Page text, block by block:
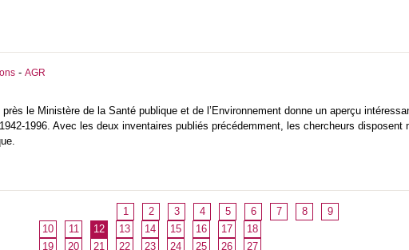
- AGR
le Ministère de la Santé publique et de l’Environnement donne un aperçu
1996. Avec les deux inventaires publiés précédemment, les chercheurs disposent
1 2 3 4 5 6 7 8
9
10
11 12 13 14 15 16 17
18
19
20 21 22 23 24 25 26
27